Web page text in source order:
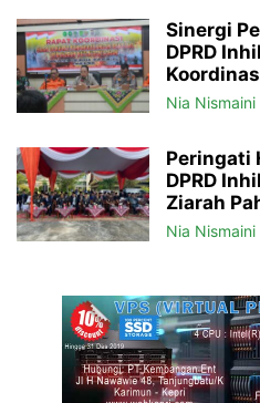
Sinergi
DPRD
Nia Nismaini
Peringati
DPRD
Ziarah
Nia Nismaini